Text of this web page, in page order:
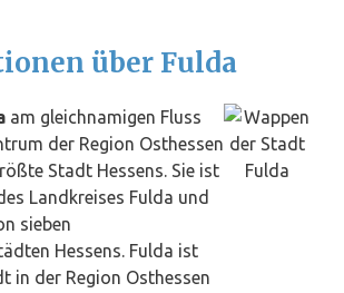
über Fulda
am gleichnamigen Fluss
der Region Osthessen
Stadt Hessens. Sie ist
Landkreises Fulda und
sieben
Hessens. Fulda ist
in der Region Osthessen